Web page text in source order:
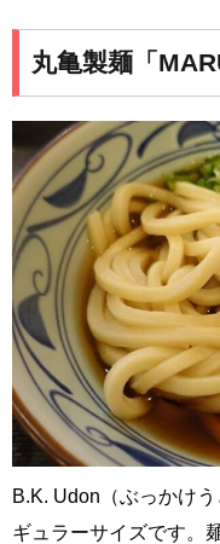
丸亀製麺「
B.K. Udon（ぶっかけ
ギュラーサイズです。